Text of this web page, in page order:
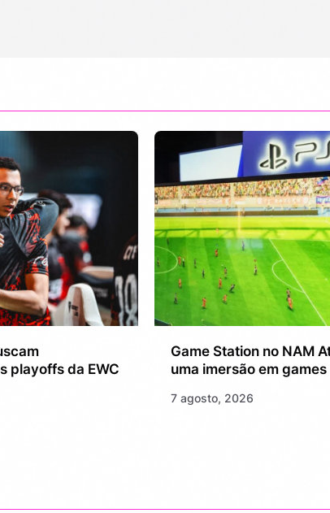
playoffs da EWC
Game Station no NAM
uma imersão em
7 agosto, 2026